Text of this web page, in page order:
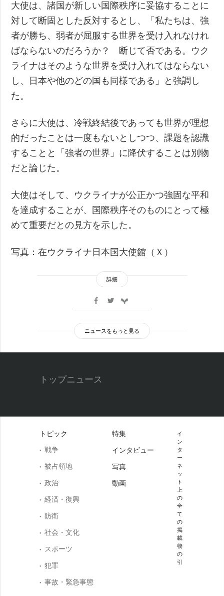
大使は、諸国が新しい国際秩序に妥協することに
対して断固とした反対するとし、「私たちは、強
者が勝ち、弱者が屈服する世界を受け入れなけれ
ばならないのだろうか？ 断じて否である。ウク
ライナはそのような世界を受け入れてはならない
し、日本や他のどの国も同様である」と強調し
た。
さらに大使は、冷戦終結後であっても世界が理想
的だったことは一度もないとしつつ、課題を認識
することと「強者の世界」に降伏することは別物
だと論じた。
大使はそして、ウクライナが公正かつ強固な平和
を達成することが、国際秩序そのものにとって極
めて重要だとの見方を示した。
写真：在ウクライナ日本国大使館（Ｘ）
詳細
ニュースをもっと見る
トップニュース
トピック
戦争
被占領地
政治
経済・復興
防衛
社会・文化
スポーツ
犯罪
事故・緊急事態
特集
インタビュー
写真
動画
イ
ン
タ
ー
ネ
ッ
ト
上
の
全
て
の
掲
載
物
の
引